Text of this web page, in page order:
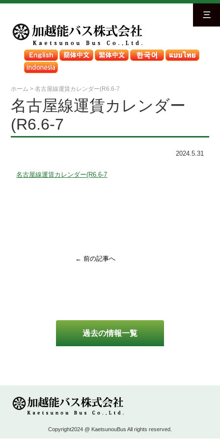
三
ホーム >名古屋線運賃カレンダー(R6.6-7
過去の情報一覧
名古屋線運賃カレンダー
(R6.6-7
2024.5.31
名古屋線運賃カレンダー(R6.6-7
← 前の記事へ
Copyright2024 @ KaetsunouBus All rights reserved.